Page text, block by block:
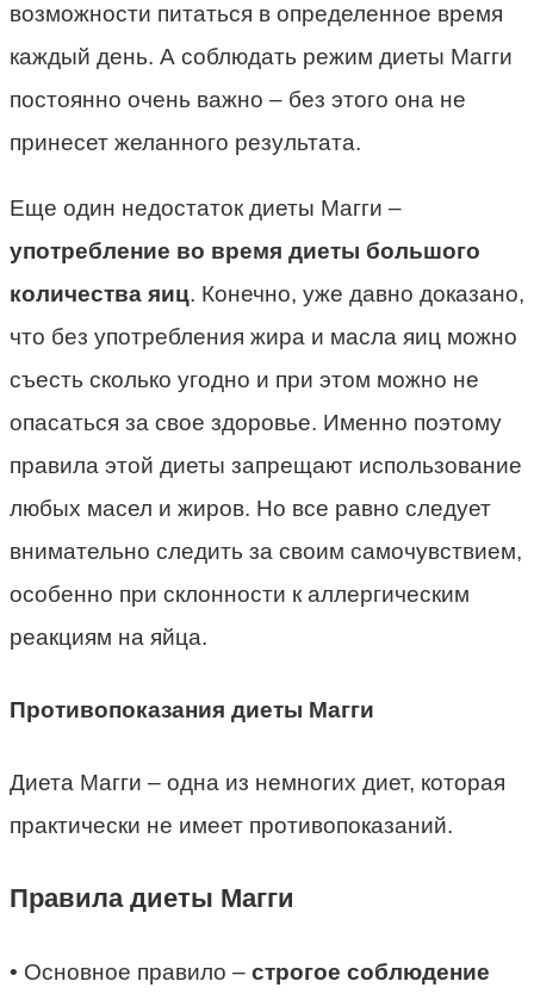
возможности питаться в определенное время
каждый день. А соблюдать режим диеты Магги
постоянно очень важно – без этого она не
принесет желанного результата.
Еще один недостаток диеты Магги –
употребление во время диеты большого
количества яиц. Конечно, уже давно доказано,
что без употребления жира и масла яиц можно
съесть сколько угодно и при этом можно не
опасаться за свое здоровье. Именно поэтому
правила этой диеты запрещают использование
любых масел и жиров. Но все равно следует
внимательно следить за своим самочувствием,
особенно при склонности к аллергическим
реакциям на яйца.
Противопоказания диеты Магги
Диета Магги – одна из немногих диет, которая
практически не имеет противопоказаний.
Правила диеты Магги
• Основное правило – строгое соблюдение